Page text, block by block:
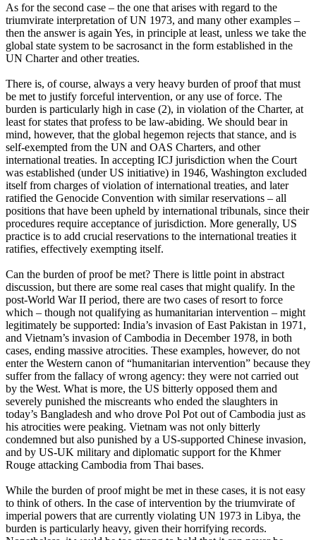
As for the second case – the one that arises with regard to the
triumvirate interpretation of UN 1973, and many other examples –
then the answer is again Yes, in principle at least, unless we take the
global state system to be sacrosanct in the form established in the
UN Charter and other treaties.
There is, of course, always a very heavy burden of proof that must
be met to justify forceful intervention, or any use of force. The
burden is particularly high in case (2), in violation of the Charter, at
least for states that profess to be law-abiding. We should bear in
mind, however, that the global hegemon rejects that stance, and is
self-exempted from the UN and OAS Charters, and other
international treaties. In accepting ICJ jurisdiction when the Court
was established (under US initiative) in 1946, Washington excluded
itself from charges of violation of international treaties, and later
ratified the Genocide Convention with similar reservations – all
positions that have been upheld by international tribunals, since their
procedures require acceptance of jurisdiction. More generally, US
practice is to add crucial reservations to the international treaties it
ratifies, effectively exempting itself.
Can the burden of proof be met? There is little point in abstract
discussion, but there are some real cases that might qualify. In the
post-World War II period, there are two cases of resort to force
which – though not qualifying as humanitarian intervention – might
legitimately be supported: India’s invasion of East Pakistan in 1971,
and Vietnam’s invasion of Cambodia in December 1978, in both
cases, ending massive atrocities. These examples, however, do not
enter the Western canon of “humanitarian intervention” because they
suffer from the fallacy of wrong agency: they were not carried out
by the West. What is more, the US bitterly opposed them and
severely punished the miscreants who ended the slaughters in
today’s Bangladesh and who drove Pol Pot out of Cambodia just as
his atrocities were peaking. Vietnam was not only bitterly
condemned but also punished by a US-supported Chinese invasion,
and by US-UK military and diplomatic support for the Khmer
Rouge attacking Cambodia from Thai bases.
While the burden of proof might be met in these cases, it is not easy
to think of others. In the case of intervention by the triumvirate of
imperial powers that are currently violating UN 1973 in Libya, the
burden is particularly heavy, given their horrifying records.